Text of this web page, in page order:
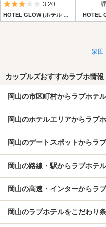
5つ星のうち3
3.20
HOTEL GLOW (ホテル グロウ) HOTEL
泉
カップルズおすすめラブホ情報
岡山の市区町村からラブホテ
岡山のホテルエリアからラブ
岡山のデートスポットからラ
岡山の路線・駅からラブホテ
岡山の高速・インターからラ
岡山のラブホテルをこだわり